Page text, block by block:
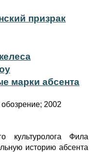
призрак
марки абсента
2002
культуролога Фила
историю абсента